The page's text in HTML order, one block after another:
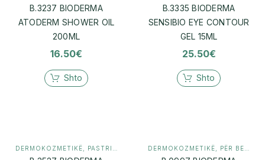
B.3237 BIODERMA
ATODERM SHOWER OIL
200ML
16.50€
Shto
B.3335 BIODERMA
SENSIBIO EYE CONTOUR
GEL 15ML
25.50€
Shto
DERMOKOZMETIKË PASTRIM (CLEANSER) DERMOKOZMETIKË PËR BEBE